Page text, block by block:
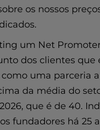
os nossos
.
um Net
dos clientes que
uma parceria
da média do
que é de 40.
fundadores há 25